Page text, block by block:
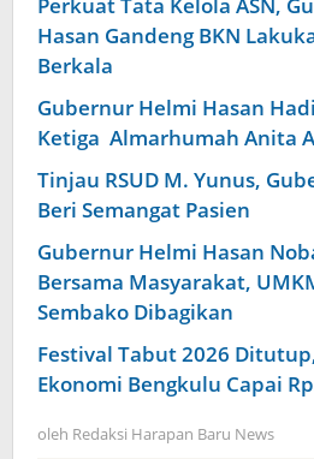
Perkuat Tata Kelola ASN,
Hasan Gandeng BKN
Berkala
Gubernur Helmi Hasan
Ketiga Almarhumah Anita
Tinjau RSUD M. Yunus,
Beri Semangat Pasien
Gubernur Helmi Hasan
Bersama Masyarakat,
Sembako Dibagikan
Festival Tabut 2026
Ekonomi Bengkulu Capai
oleh Redaksi Harapan Baru News